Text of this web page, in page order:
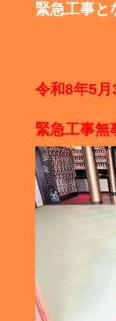
緊急工事と
令和8年5月
緊急工事無